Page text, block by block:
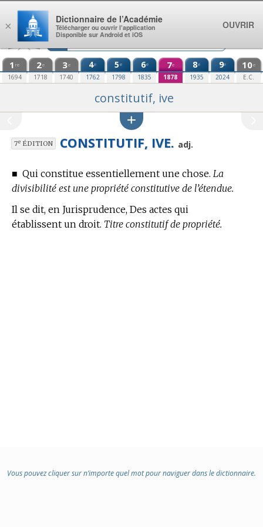
Aller au contenu
1 re
1694
2e
1718
3e
1740
4e
1762
5e
1798
6e
1835
7e
1878
8e
1935
9e
2024
10e
E.C.
constitutif, ive
7eÉDITION CONSTITUTIF, IVE. adj.
■ Qui constitue essentiellement une chose. La
divisibilité est une propriété constitutive de l’étendue.
Il se dit, en Jurisprudence, Des actes qui
établissent un droit. Titre constitutif de propriété.
Vous pouvez cliquer sur n’importe quel mot pour naviguer dans le dictionnaire.
×
Dictionnaire de l’Académie
Télécharger ou ouvrir l’application
Disponible sur Android et iOS
OUVRIR